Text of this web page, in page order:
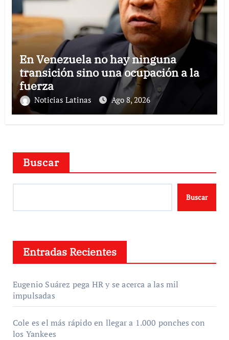
En Venezuela no hay ninguna
transición sino una ocupación a la
fuerza
Noticias Latinas Ago 8, 2026
Buscar
Buscar
Entradas Recientes
Eugenio Suárez pega HR y se acerca a las mil
impulsadas
Cole es el más rápido en llegar a 1.000 ponches con
los Yankees